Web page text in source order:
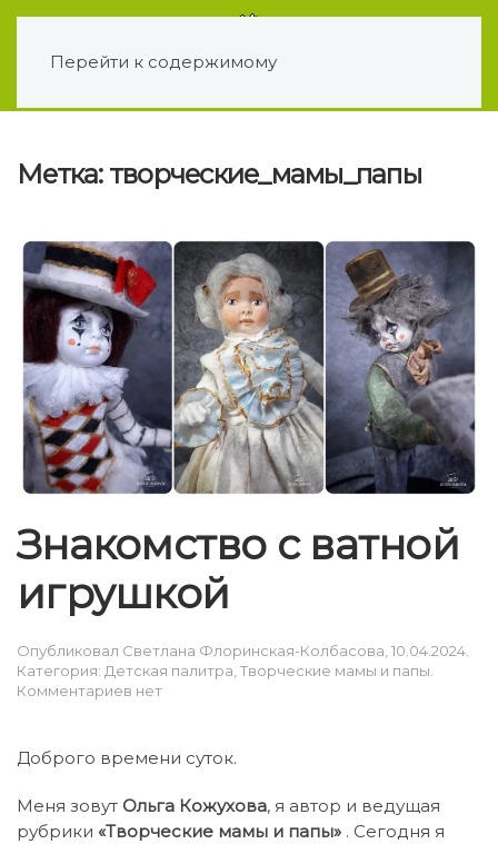
Перейти к содержимому
Метка: творческие_мамы_папы
Знакомство с ватной
игрушкой
Опубликовал Светлана Флоринская-Колбасова 10.04.2024
Категория: Детская палитра Творческие мамы и папы
Комментариев к
ватной
нет
Доброго времени суток.
Меня зовут Ольга Кожухова, я автор и ведущая
рубрики «Творческие мамы и папы» . Сегодня я